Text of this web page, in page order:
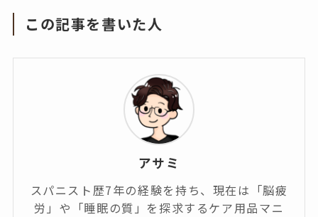
この記事を書いた人
アサミ
スパニスト歴7年の経験を持ち、現在は「脳疲
労」や「睡眠の質」を探求するケア用品マニ